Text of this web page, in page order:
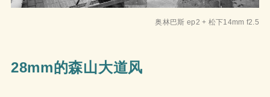
奥林巴斯 ep2 + 松下14mm f2.5
28mm的森山大道风